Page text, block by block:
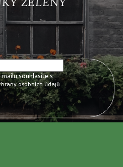
zasílat informace o nových
souhlasíte s
osobních údajů